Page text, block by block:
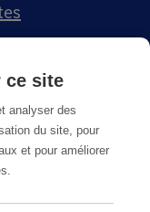
CGPS
ce site
analyser des
du site, pour
et pour améliorer